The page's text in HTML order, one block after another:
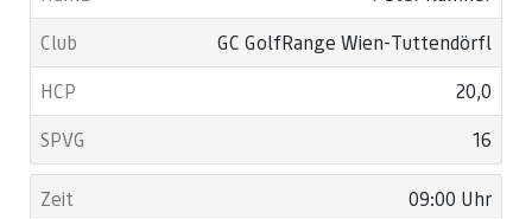
GC GolfRange Wien-Tuttendörfl
20,0
16
09:00 Uhr